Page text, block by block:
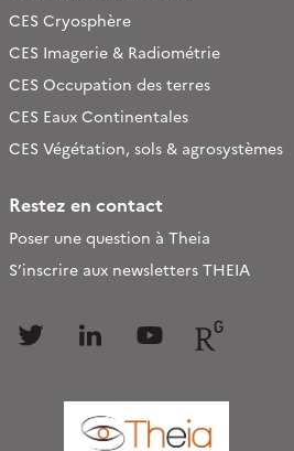
CES Cryosphère
CES Imagerie & Radiométrie
CES Occupation des terres
CES Eaux Continentales
CES Végétation, sols & agrosystèmes
Restez en contact
Poser une question à Theia
S’inscrire aux newsletters THEIA
Follow Follow